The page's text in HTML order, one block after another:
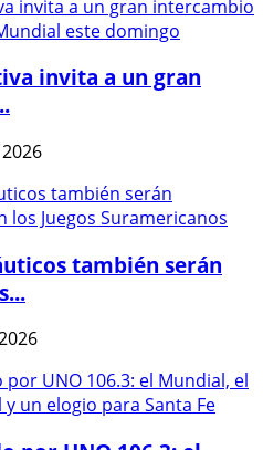
invita a un gran
también serán